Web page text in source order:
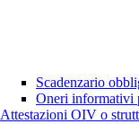
Scadenzario
Oneri informativi
Attestazioni OIV o